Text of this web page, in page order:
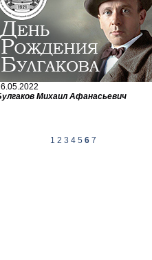
Михаил Афанасьевич
1 2 3 4 5 6 7